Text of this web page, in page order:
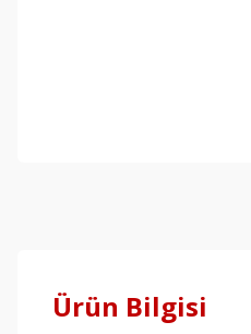
Ürün Bilgisi